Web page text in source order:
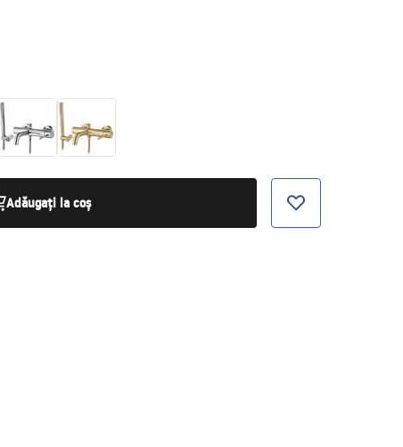
Adăugați la coș